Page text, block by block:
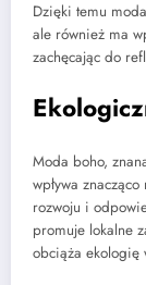
Dzięki temu
ale również ma
zachęcając do
Moda boho,
wpływa
rozwoju i
promuje lokalne
obciąża ekologię